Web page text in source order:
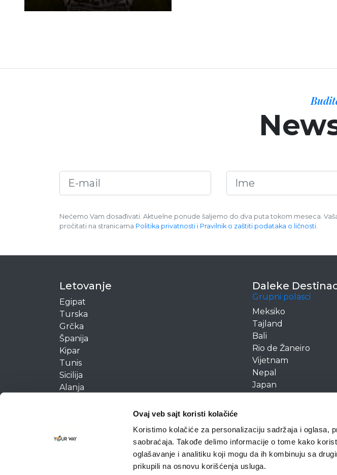
Ovaj veb sajt koristi kolačiće
Koristimo kolačiće za personalizaciju sadržaja i oglasa,
saobraćaja. Takođe delimo informacije o tome kako
oglašavanje i analitiku koji mogu da ih kombinuju sa
prikupili na osnovu korišćenja usluga.
Nećemo Vam dosađivati. Aktuelne ponude šaljemo do dva puta tokom meseca.
pročitati na stranicama Politika privatnosti i Pravilnik o zaštiti podataka o ličnosti.
Letovanje
Egipat
Turska
Grčka
Španija
Kipar
Tunis
Sicilija
Alanja
Daleke
Grupni polasci
Meksiko
Tajland
Bali
Rio de Žaneiro
Vijetnam
Nepal
Japan
Autorska prava © 2021 YourWay d.o.o. Sva prava zadržana.